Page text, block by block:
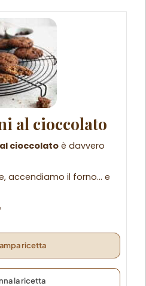
al cioccolato
cioccolato è davvero
accendiamo il forno… e
ricetta
la ricetta